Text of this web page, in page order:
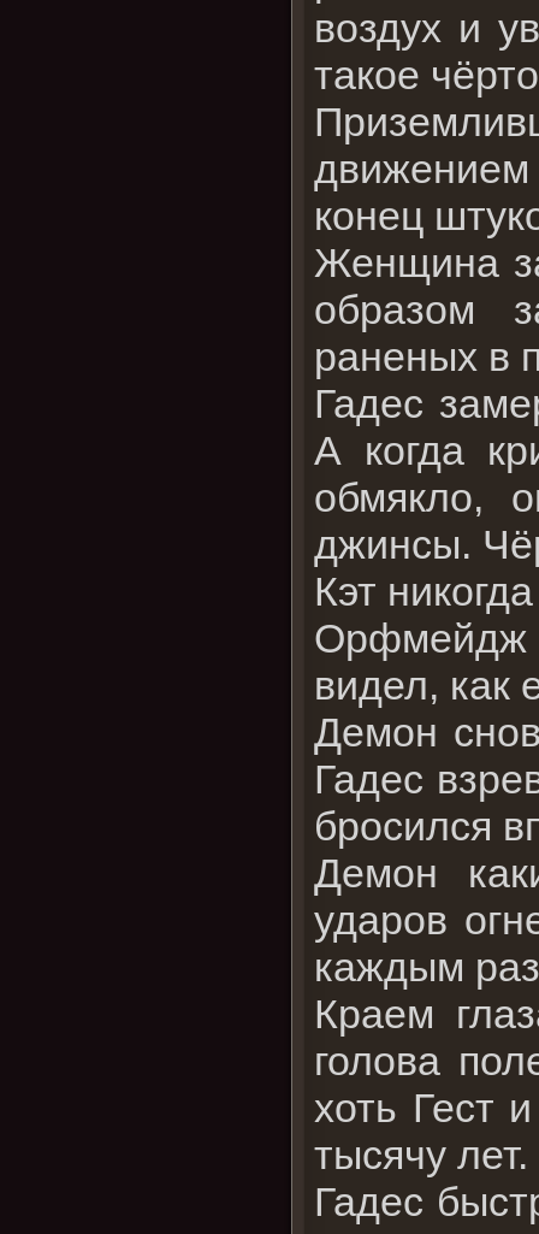
воздух и
такое
конец
Женщина
образом
раненых в
Гадес
А когда
обмякло,
джинсы.
Кэт
Орфмейдж
видел, как
Демон
Гадес
бросился
Демон
ударов
каждым
Краем
голова
хоть Гест
тысячу лет.
Гадес